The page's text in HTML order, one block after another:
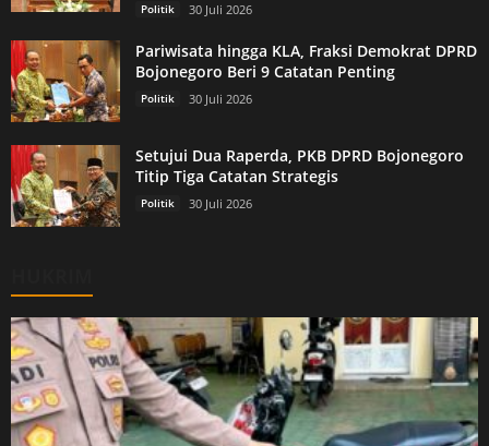
Politik 30 Juli 2026
Pariwisata hingga KLA, Fraksi Demokrat DPRD
Bojonegoro Beri 9 Catatan Penting
Politik 30 Juli 2026
Setujui Dua Raperda, PKB DPRD Bojonegoro
Titip Tiga Catatan Strategis
Politik 30 Juli 2026